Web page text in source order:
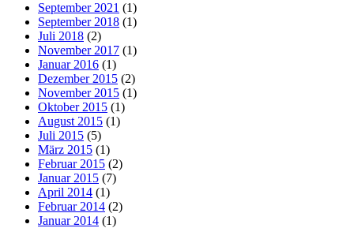
September 2021 (1)
September 2018 (1)
Juli 2018 (2)
November 2017 (1)
Januar 2016 (1)
Dezember 2015 (2)
November 2015 (1)
Oktober 2015 (1)
August 2015 (1)
Juli 2015 (5)
März 2015 (1)
Februar 2015 (2)
Januar 2015 (7)
April 2014 (1)
Februar 2014 (2)
Januar 2014 (1)